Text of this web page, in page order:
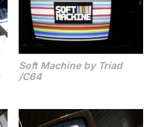
Soft Machine by Triad
/C64